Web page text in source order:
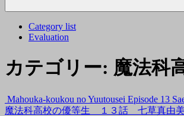
Category list
Evaluation
カテゴリー: 魔法科
Mahouka-koukou no Yuutousei Episode 13
魔法科高校の優等生 １３話 七草真由美